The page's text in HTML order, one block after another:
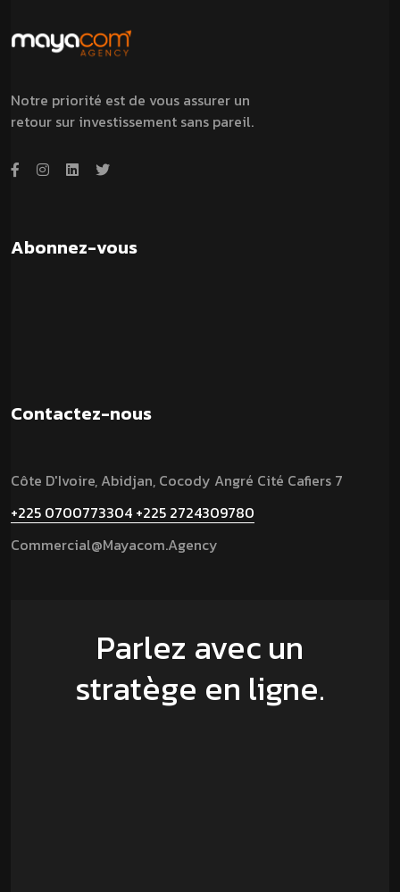
Notre priorité est de vous assurer un
retour sur investissement sans pareil.
Abonnez-vous
Contactez-nous
Côte D'Ivoire, Abidjan, Cocody Angré Cité Cafiers 7
+225 0700773304 +225 2724309780
Commercial@mayacom.agency
Parlez avec un
stratège en ligne.